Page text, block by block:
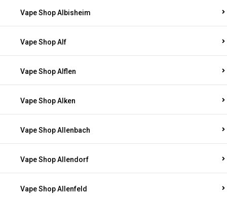
Vape Shop Albisheim
Vape Shop Alf
Vape Shop Alflen
Vape Shop Alken
Vape Shop Allenbach
Vape Shop Allendorf
Vape Shop Allenfeld